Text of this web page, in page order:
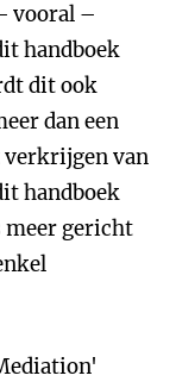
vooral –
handboek
dit ook
dan een
van
handboek
meer gericht